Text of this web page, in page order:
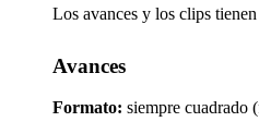
Los avances y los clips
Avances
Formato: siempre cuadrado